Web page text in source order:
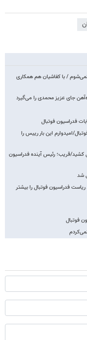
/ با کفاشیان هم همکاری
جای عزیز محمدی را می‌گیرد
فدراسیون فوتبال
امیدوارم این بار رییس را
ورزش که 5 ساعت طول کشید/قریب؛ رئیس آینده فدراسیون
شد
فدراسیون فوتبال را بیشتر
فوتبال